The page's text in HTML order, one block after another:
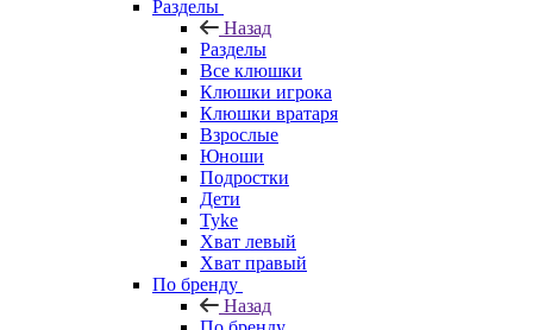
Разделы
Назад
Разделы
Все клюшки
Клюшки игрока
Клюшки вратаря
Взрослые
Юноши
Подростки
Дети
Tyke
Хват левый
Хват правый
По бренду
Назад